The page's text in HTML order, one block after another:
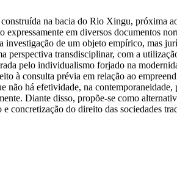
na bacia do Rio Xingu, próxima
em diversos documentos
investigação de um objeto empírico, mas
transdisciplinar, com a
pelo individualismo forjado na
à consulta prévia em relação ao
há efetividade, na
Diante disso, propõe-se como
concretização do direito das sociedades